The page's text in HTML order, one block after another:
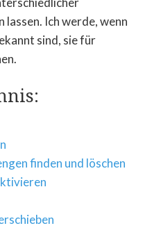
lassen. Ich werde, wenn
sind, sie für
finden und löschen